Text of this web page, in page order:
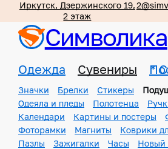
Иркутск, Дзержинского 19,
2 этаж
Символика
Одежда Сувениры *
Значки Брелки Стикеры
Одеяла и пледы
Полотенца
Календари
Картины и постеры
Фоторамки
Магниты
Коврики
Пазлы
Зажигалки Часы Новый